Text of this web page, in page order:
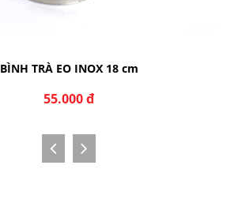
BÌNH TRÀ EO INOX 18 cm
55.000 đ